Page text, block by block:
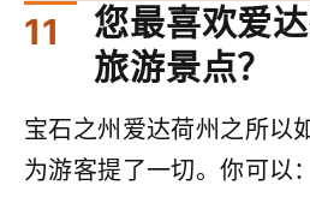
您最喜欢爱
旅游景点？
宝石之州爱达荷州之所以
为游客提了一切。你可以：